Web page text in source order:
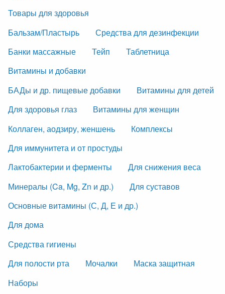
Товары для здоровья
Бальзам/Пластырь
Средства для дезинфекции
Банки массажные
Тейп
Таблетница
Витамины и добавки
БАДы и др. пищевые добавки
Витамины для детей
Для здоровья глаз
Витамины для женщин
Коллаген, аодзиру, женшень
Комплексы
Для иммунитета и от простуды
Лактобактерии и ферменты
Для снижения веса
Минералы (Ca, Mg, Zn и др.)
Для суставов
Основные витамины (С, Д, Е и др.)
Для дома
Средства гигиены
Для полости рта
Мочалки
Маска защитная
Наборы